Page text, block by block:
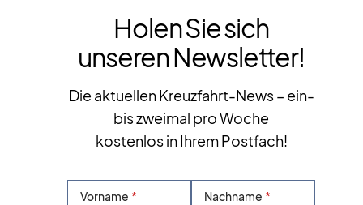
Holen Sie sich
unseren Newsletter!
Die aktuellen Kreuzfahrt-News – ein-
bis zweimal pro Woche
kostenlos in Ihrem Postfach!
Vorname Nachname